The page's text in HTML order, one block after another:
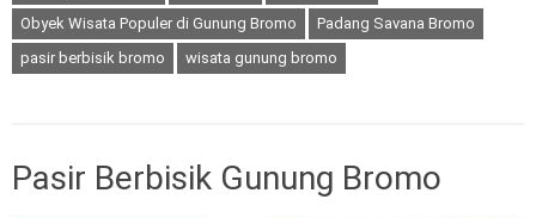
Obyek Wisata Populer di Gunung Bromo
Padang Savana Bromo
pasir berbisik bromo
wisata gunung bromo
Pasir Berbisik Gunung Bromo